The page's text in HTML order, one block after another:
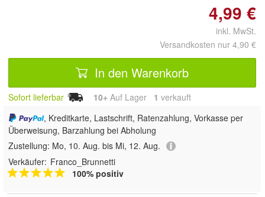
4,99 €
inkl. MwSt.
Versandkosten nur 4,90 €
In den Warenkorb
Sofort lieferbar 10+ Auf Lager 1 verkauft
, Kreditkarte, Lastschrift, Ratenzahlung, Vorkasse per
Überweisung, Barzahlung bei Abholung
Zustellung: Mo, 10. Aug. bis Mi, 12. Aug.
Verkäufer: Franco_Brunnetti
100% positiv